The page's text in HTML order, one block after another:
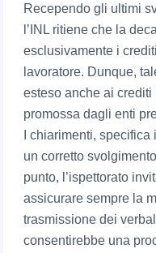
Recependo gli ultimi
l’INL ritiene che la
esclusivamente i
lavoratore. Dunque,
esteso anche ai
promossa dagli enti
I chiarimenti,
un corretto
punto, l’ispettorato
assicurare sempre la
trasmissione dei
consentirebbe una